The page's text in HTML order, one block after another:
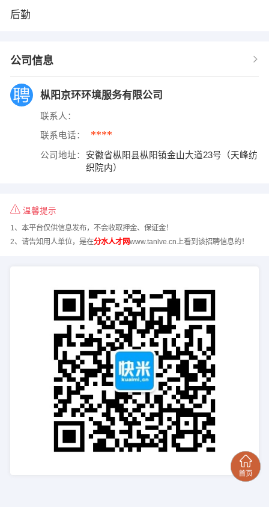
后勤
公司信息
枞阳京环环境服务有限公司
联系人：
联系电话： ****
公司地址：
安徽省枞阳县枞阳镇金山大道23号（天峰纺
织院内）
温馨提示
1、本平台仅供信息发布，不会收取押金、保证金！
2、请告知用人单位，是在分水人才网www.tanlve.cn上看到该招聘信息的！